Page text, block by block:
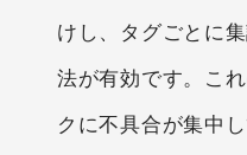
けし、タグごとに
法が有効です。こ
クに不具合が集中